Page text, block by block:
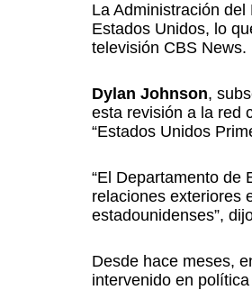
La Administración del
Estados Unidos, lo
televisión CBS News.
Dylan Johnson,
esta revisión a la red
“Estados Unidos
“El Departamento de
relaciones exteriores
estadounidenses”,
Desde hace meses,
intervenido en